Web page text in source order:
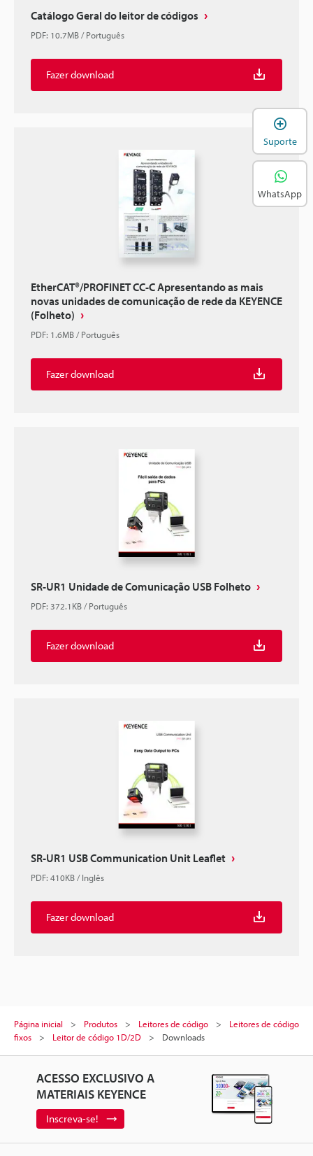
Catálogo Geral do leitor de códigos
PDF: 10.7MB/Português
Fazer download
EtherCAT®/PROFINET CC-C Apresentando as mais
novas unidades de comunicação de rede da KEYENCE
(Folheto)
PDF: 1.6MB/Português
Fazer download
SR-UR1 Unidade de Comunicação USB Folheto
PDF: 372.1KB/Português
Fazer download
SR-UR1 USB Communication Unit Leaflet
PDF: 410KB/Inglês
Fazer download
Página inicial Produtos Leitores de código
Leitores de código
fixos
Leitor de código 1D/2D Downloads
ACESSO EXCLUSIVO A
MATERIAIS KEYENCE
Inscreva-se!
Suporte
WhatsApp